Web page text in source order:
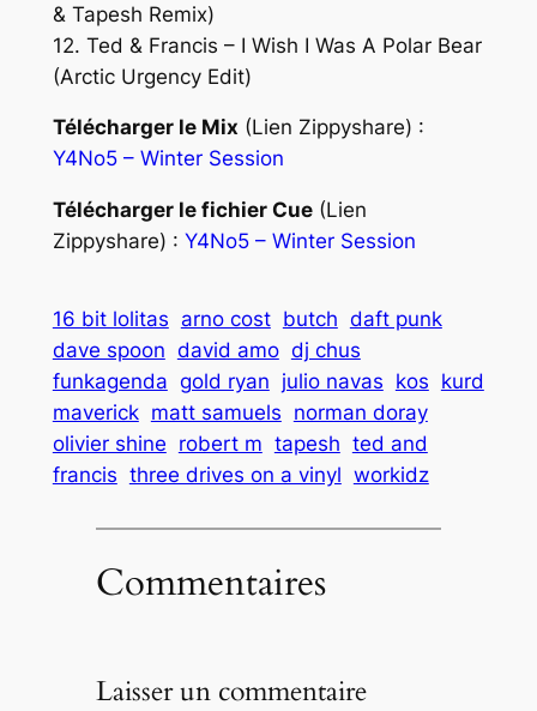
& Tapesh Remix)
12. Ted & Francis – I Wish I Was A Polar Bear
(Arctic Urgency Edit)
Télécharger le Mix (Lien Zippyshare) :
Y4No5 – Winter Session
Télécharger le fichier Cue(Lien
Zippyshare) : Y4No5 – Winter Session
16 bit lolitas arno cost butch daft punk
dave spoon david amo dj chus
funkagenda gold ryan julio navas kos kurd
maverick matt samuels norman doray
olivier shine robert m tapesh ted and
francis three drives on a vinyl workidz
Commentaires
Laisser un commentaire